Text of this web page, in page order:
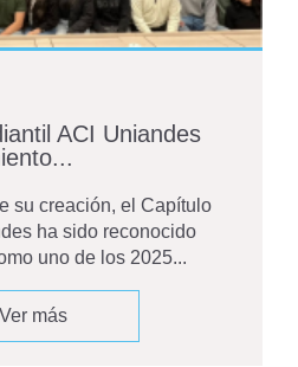
ACI Uniandes
su creación, el Capítulo
ha sido reconocido
uno de los 2025...
Ver más